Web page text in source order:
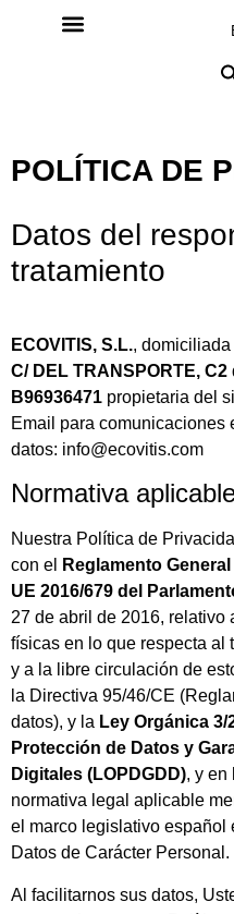
POLÍTICA DE
Datos del
tratamiento
ECOVITIS, S.L., domiciliada
C/ DEL TRANSPORTE, C2
B96936471 propietaria del
Email para comunicaciones
datos: info@ecovitis.com
Normativa
Nuestra Política de
con el
Reglamento
UE 2016/679 del
27 de abril de 2016, relativo
físicas en lo que respecta al
y a la libre circulación de
la Directiva 95/46/CE
datos), y la Ley Orgánica
Protección de Datos y
Digitales (LOPDGDD), y en
normativa legal aplicable
el marco legislativo español
Datos de Carácter Personal.
Al facilitarnos sus datos,